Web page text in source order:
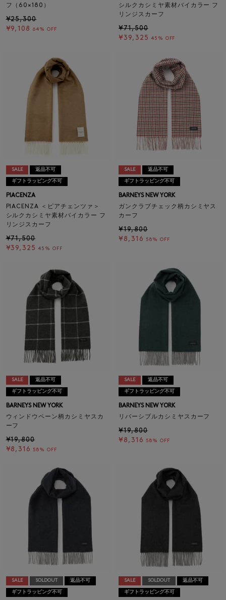
フ（60×180）
¥25,300
¥9,108
64% OFF
シルクカシミヤ素材バイカラー フ
リンジスカーフ
¥71,500
¥39,325 45% OFF
SALE 返品不可
ギフトラッピング不可
PIACENZA
PIACENZA ＜ピアチェンツァ＞
シルクカシミヤ素材バイカラー フ
リンジスカーフ
¥71,500
¥39,325 45% OFF
SALE 返品不可
ギフトラッピング不可
BARNEYS NEW YORK
ガンクラブチェック柄カシミヤス
カーフ
¥19,800
¥8,316
58% OFF
SALE 返品不可
ギフトラッピング不可
BARNEYS NEW YORK
ウィンドウペーン柄カシミヤスカ
ーフ
¥19,800
¥8,316
58% OFF
SALE 返品不可
ギフトラッピング不可
BARNEYS NEW YORK
リバーシブルカシミヤスカーフ
¥19,800
¥8,316
58% OFF
SALE SOLDOUT 返品不可
ギフトラッピング不可
SALE SOLDOUT 返品不可
ギフトラッピング不可